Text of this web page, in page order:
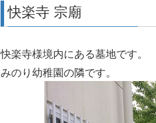
快楽寺 宗廟
快楽寺様境内にある墓地です。
みのり幼稚園の隣です。